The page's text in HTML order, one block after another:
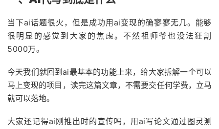
当下ai话题很火，但是成功用ai变现的确寥寥无几。能够
很明显的感觉到大家的焦虑。不然祖师爷也没法狂割
5000万。
今天我们就回到ai最基本的功能上来，给大家拆解一个可以
马上变现的项目，读完这篇文章，不需要交任何学费，立马
就可以落地。
大家还记得ai刚推出时的宣传吗，用ai写论文通过图灵测